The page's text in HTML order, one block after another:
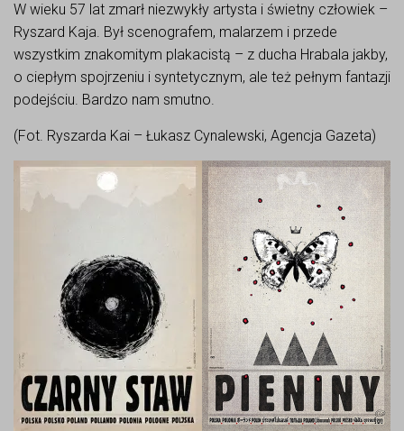
W wieku 57 lat zmarł niezwykły artysta i świetny człowiek –
Ryszard Kaja. Był scenografem, malarzem i przede
wszystkim znakomitym plakacistą – z ducha Hrabala jakby,
o ciepłym spojrzeniu i syntetycznym, ale też pełnym fantazji
podejściu. Bardzo nam smutno.
(Fot. Ryszarda Kai – Łukasz Cynalewski, Agencja Gazeta)